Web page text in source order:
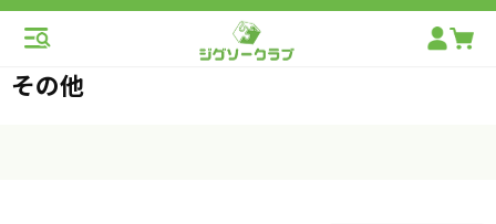
その他